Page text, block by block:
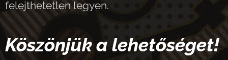
felejthetetlen legyen.
Köszönjük a lehetőséget!